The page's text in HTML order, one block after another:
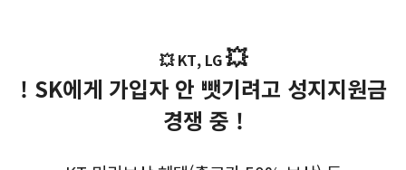
💥 KT, LG💥
! SK에게 가입자 안 뺏기려고 성지지원금
경쟁 중 !